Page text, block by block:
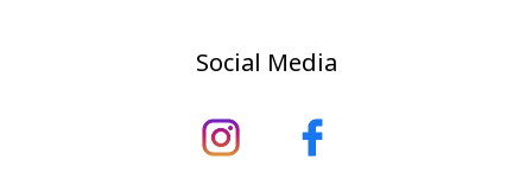
Social Media